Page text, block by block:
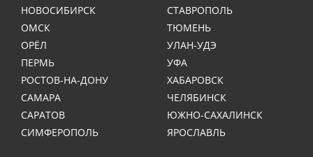
НОВОСИБИРСК
ОМСК
ОРЁЛ
ПЕРМЬ
РОСТОВ-НА-ДОНУ
САМАРА
САРАТОВ
СИМФЕРОПОЛЬ
СТАВРОПОЛЬ
ТЮМЕНЬ
УЛАН-УДЭ
УФА
ХАБАРОВСК
ЧЕЛЯБИНСК
ЮЖНО-САХАЛИНСК
ЯРОСЛАВЛЬ